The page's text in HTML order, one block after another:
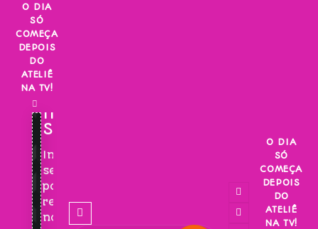
Skip
content
O DIA
SÓ
COMEÇA
DEPOIS
DO
ATELIÊ
NA TV!
INSCREVA-
SE!
Inscreva-
se
para
receber
novidades!
O DIA
SÓ
COMEÇA
DEPOIS
DO
ATELIÊ
NA TV!